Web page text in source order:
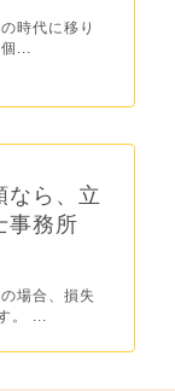
時代に移り
...
なら、立
事務所
場合、損失
。 ...